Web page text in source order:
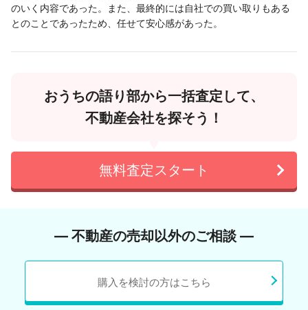
のいく内容であった。また、最終的には自社での買い取りもある
とのことであったため、任せて安心感があった。
おうちの語り部から一括査定して、
不動産会社を探そう！
無料査定スタート
― 不動産の売却以外のご相談 ―
購入を検討の方はこちら